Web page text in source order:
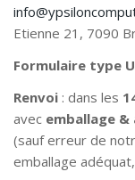
Etienne 21, 7090
Formulaire type
Renvoi : dans les
avec emballage &
(sauf erreur de
emballage